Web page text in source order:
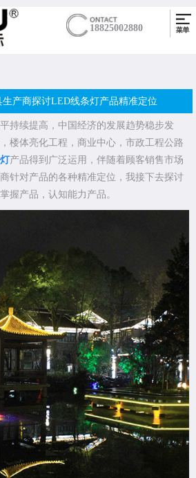
18825002880
产商探讨LED线条灯产品精准定位
持续提高，中国经济的发展趋势稳步发
楼体亮化工程，商业中心，市政工程公路
产品得到广泛运用，伴随着顾客销售市场
针对产品的各种精准定位，我接下去探讨
握产品，认知能力产品。